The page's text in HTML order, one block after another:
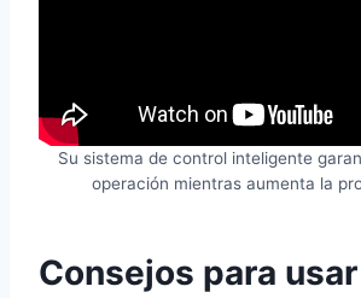
Su sistema de control inteligente
operación mientras aumenta la
Consejos para